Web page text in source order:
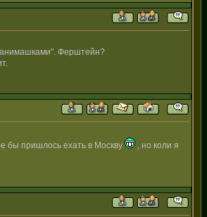
анимашками". Ферштейн?
бы пришлось ехать в Москву
, но коли я